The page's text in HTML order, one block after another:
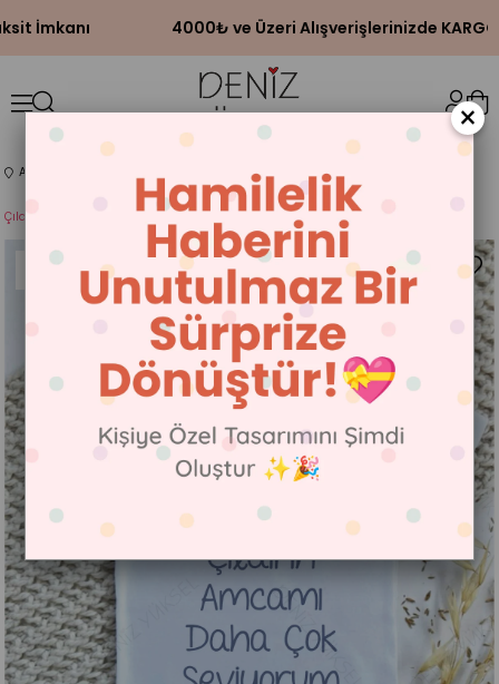
🔒 Hızlı Ve Güvenli Alışveriş | 💳 Kredi Kartına Taksit
Anasayfa
Çıldırın Amcamı Daha Çok Seviyorum Body
×